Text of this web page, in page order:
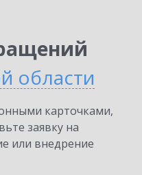
области
карточками,
заявку на
или внедрение